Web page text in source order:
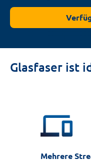
Glasfaser ist
phonelink
Mehrere Streams